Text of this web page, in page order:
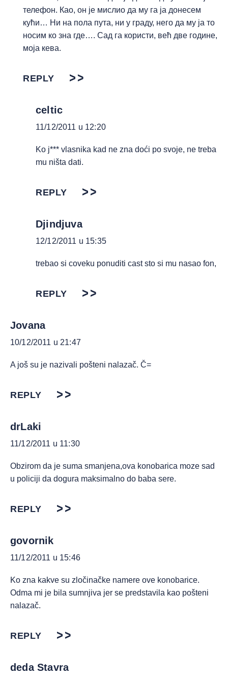
телефон. Као, он је мислио да му га ја донесем
кући… Ни на пола пута, ни у граду, него да му ја то
носим ко зна где…. Сад га користи, већ две године,
моја кева.
REPLY
celtic
11/12/2011 u 12:20
Ko j*** vlasnika kad ne zna doći po svoje, ne treba
mu ništa dati.
REPLY
Djindjuva
12/12/2011 u 15:35
trebao si coveku ponuditi cast sto si mu nasao fon,
REPLY
Jovana
10/12/2011 u 21:47
A još su je nazivali pošteni nalazač. Č=
REPLY
drLaki
11/12/2011 u 11:30
Obzirom da je suma smanjena,ova konobarica moze sad
u policiji da dogura maksimalno do baba sere.
REPLY
govornik
11/12/2011 u 15:46
Ko zna kakve su zločinačke namere ove konobarice.
Odma mi je bila sumnjiva jer se predstavila kao pošteni
nalazač.
REPLY
deda Stavra